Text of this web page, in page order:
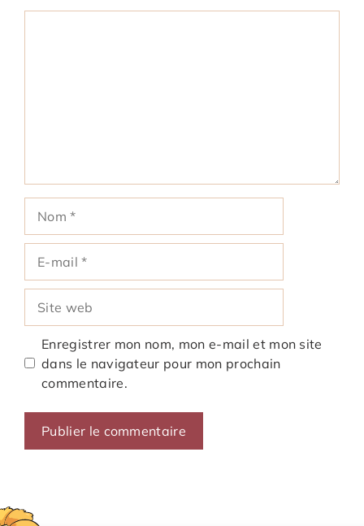
mail
web
Enregistrer mon nom, mon e-mail et mon site
dans le navigateur pour mon prochain
commentaire.